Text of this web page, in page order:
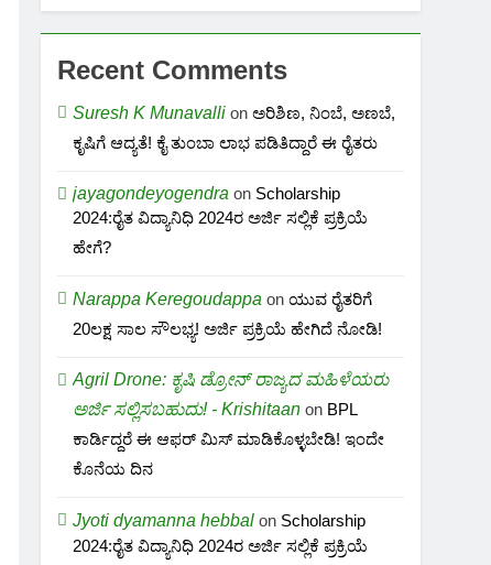
Recent Comments
Suresh K Munavalli onಅರಿಶಿಣ, ನಿಂಬೆ, ಅಣಬೆ,
ಕೃಷಿಗೆ ಆದ್ಯತೆ! ಕೈ ತುಂಬಾ ಲಾಭ ಪಡಿತಿದ್ದಾರೆ ಈ ರೈತರು
jayagondeyogendra on Scholarship
2024:ರೈತ ವಿದ್ಯಾನಿಧಿ 2024ರ ಅರ್ಜಿ ಸಲ್ಲಿಕೆ ಪ್ರಕ್ರಿಯೆ
ಹೇಗೆ?
Narappa Keregoudappa onಯುವ ರೈತರಿಗೆ
20ಲಕ್ಷ ಸಾಲ ಸೌಲಭ್ಯ! ಅರ್ಜಿ ಪ್ರಕ್ರಿಯೆ ಹೇಗಿದೆ ನೋಡಿ!
Agril Drone: ಕೃಷಿ ಡ್ರೋನ್ ರಾಜ್ಯದ ಮಹಿಳೆಯರು
ಅರ್ಜಿ ಸಲ್ಲಿಸಬಹುದು! - Krishitaan on BPL
ಕಾರ್ಡಿದ್ದರೆ ಈ ಆಫರ್ ಮಿಸ್ ಮಾಡಿಕೊಳ್ಳಬೇಡಿ! ಇಂದೇ
ಕೊನೆಯ ದಿನ
Jyoti dyamanna hebbal on Scholarship
2024:ರೈತ ವಿದ್ಯಾನಿಧಿ 2024ರ ಅರ್ಜಿ ಸಲ್ಲಿಕೆ ಪ್ರಕ್ರಿಯೆ